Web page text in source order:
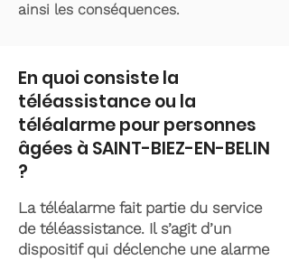
ainsi les conséquences.
En quoi consiste la
téléassistance ou la
téléalarme pour personnes
âgées à SAINT-BIEZ-EN-BELIN
?
La téléalarme fait partie du service
de téléassistance. Il s’agit d’un
dispositif qui déclenche une alarme